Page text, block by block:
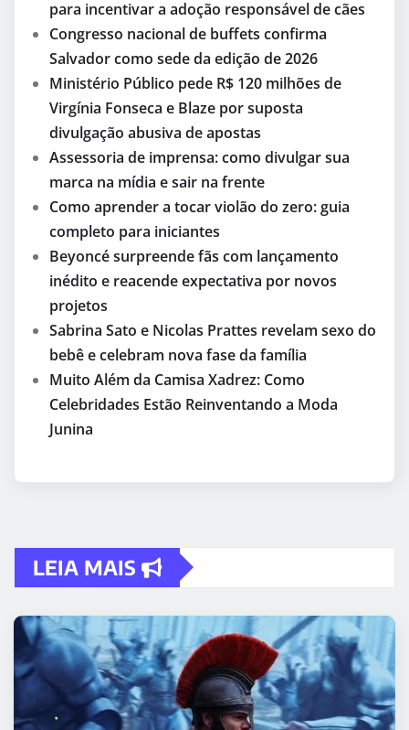
para incentivar a adoção responsável de cães
Congresso nacional de buffets confirma
Salvador como sede da edição de 2026
Ministério Público pede R$ 120 milhões de
Virgínia Fonseca e Blaze por suposta
divulgação abusiva de apostas
Assessoria de imprensa: como divulgar sua
marca na mídia e sair na frente
Como aprender a tocar violão do zero: guia
completo para iniciantes
Beyoncé surpreende fãs com lançamento
inédito e reacende expectativa por novos
projetos
Sabrina Sato e Nicolas Prattes revelam sexo do
bebê e celebram nova fase da família
Muito Além da Camisa Xadrez: Como
Celebridades Estão Reinventando a Moda
Junina
LEIA MAIS